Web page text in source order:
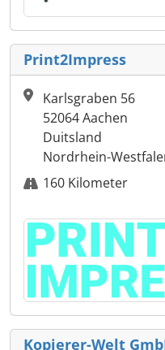
Print2Impress
Karlsgraben 56
52064 Aachen
Duitsland
Nordrhein-
160 Kilometer
Kopierer-Welt